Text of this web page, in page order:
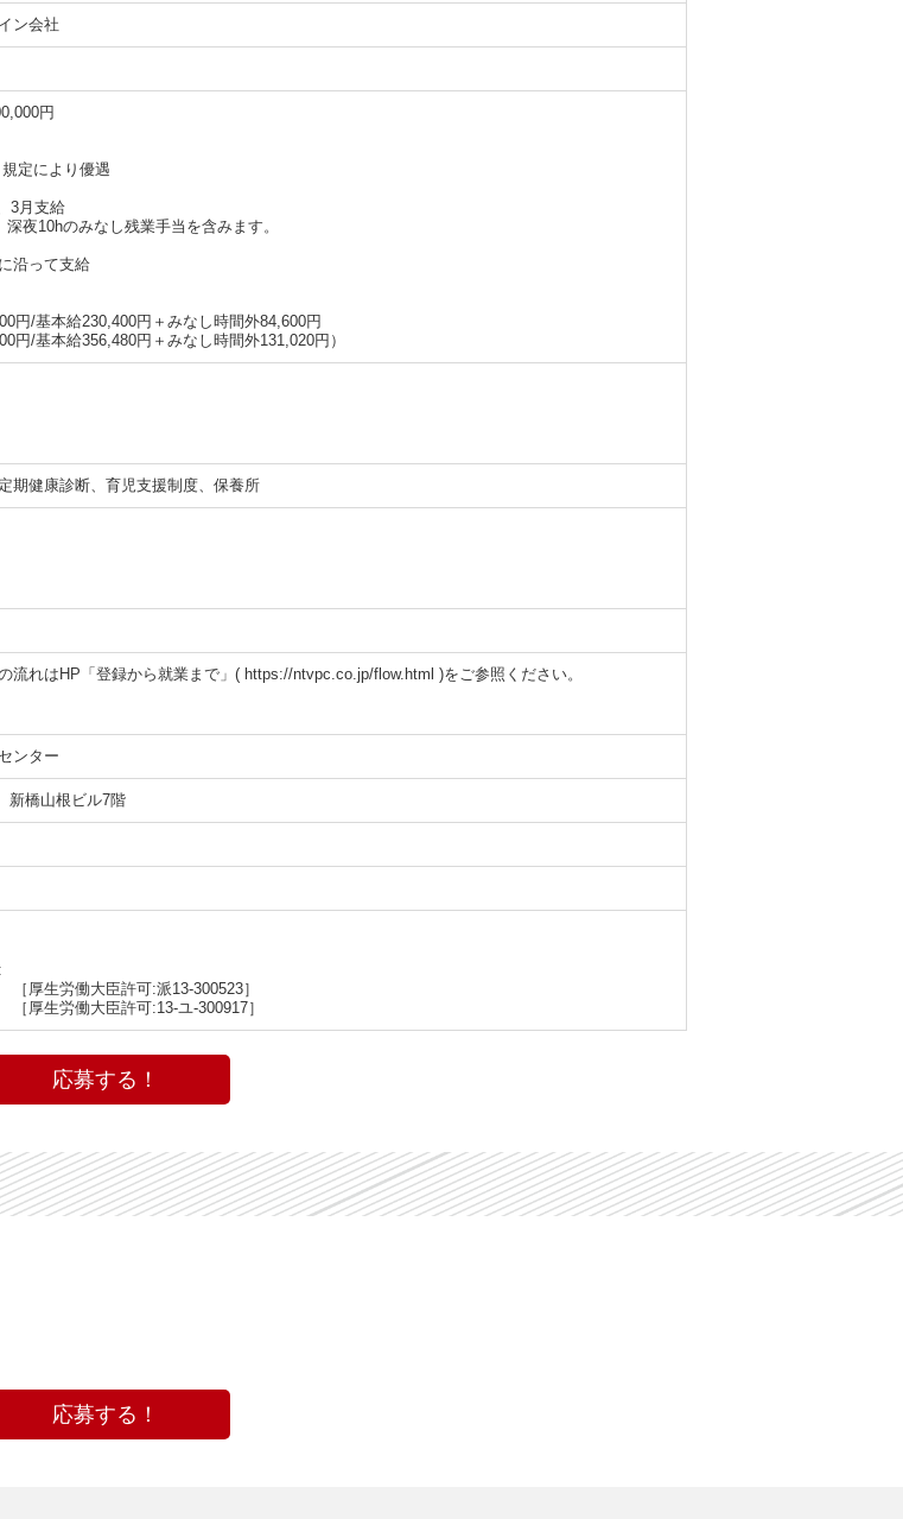
ン会社
円
定により優遇
3月支給
深夜10hのみなし残業手当を含みます。
沿って支給
円/基本給230,400円＋みなし時間外84,600円
円/基本給356,480円＋みなし時間外131,020円）
期健康診断、育児支援制度、保養所
流れはHP「登録から就業まで」( https://ntvpc.co.jp/flow.html )をご参照ください。
ンター
新橋山根ビル7階
厚生労働大臣許可:派13-300523］
厚生労働大臣許可:13-ユ-300917］
応募する！
応募する！